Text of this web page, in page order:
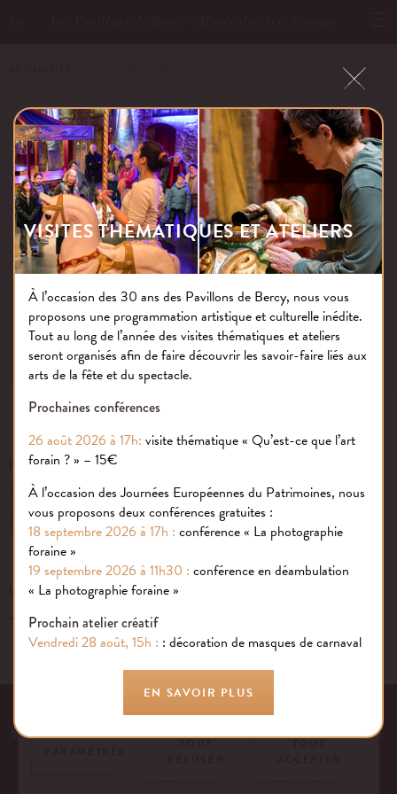
JOSÉPHINE BAKER
Publié le : 01.12.21
NOS THÉMATIQUES
VISITES THÉMATIQUES ET ATELIERS
À l’occasion des 30 ans des Pavillons de Bercy, nous vous
proposons une programmation artistique et culturelle inédite.
Tout au long de l’année des visites thématiques et ateliers
seront organisés afin de faire découvrir les savoir-faire liés aux
arts de la fête et du spectacle.
Prochaines conférences
26 août 2026 à 17h: visite thématique « Qu’est-ce que l’art
forain ? » – 15€
À l’occasion des Journées Européennes du Patrimoines, nous
vous proposons deux conférences gratuites :
18 septembre 2026 à 17h : conférence « La photographie
foraine »
19 septembre 2026 à 11h30 : conférence en déambulation
« La photographie foraine »
Prochain atelier créatif
Vendredi 28 août, 15h : : décoration de masques de carnaval
EN SAVOIR PLUS
INSCRIVEZ-VOUS À NOTRE NEWSLETTER
UN ÉVÉNEMENT, UNE QUESTION ?
+33 (0)1 43 40 16 22
53 AVENUE DES TERROIRS DE FRANCE, 75012 PARIS | FRANCE
Gestion des cookies
Nous utilisons des cookies sur notre site internet pour rendre votre
expérience aussi douce qu’une confiserie foraine !
TOUT
TOUT